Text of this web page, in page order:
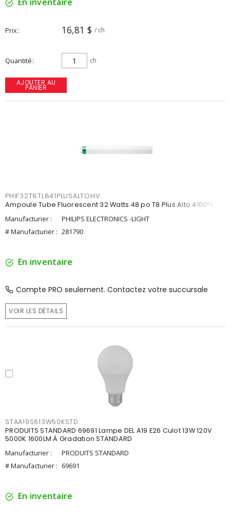
Prix 16,81 $ / ch
Quantité ch
AJOUTER AU
PANIER
PHIF32T8TL841PLUSALTOHV
Ampoule Tube Fluorescent 32 Watts 48 po T8 Plus Alto 4100°K
Manufacturier :
PHILIPS ELECTRONICS -LIGHT
# Manufacturier : 281790
En inventaire
Compte PRO seulement. Contactez votre succursale
VOIR LES DÉTAILS
STAA19S613W50KSTD
PRODUITS STANDARD 69691 Lampe DEL A19 E26 Culot 13W 120V
5000K 1600LM À Gradation STANDARD
Manufacturier :
PRODUITS STANDARD
# Manufacturier : 69691
En inventaire